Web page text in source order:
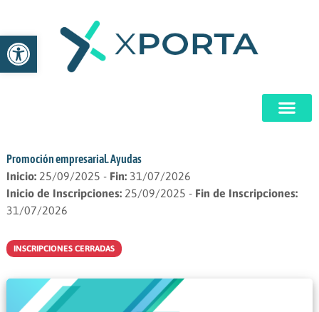
Abrir barra de herramientas
contenido
Promoción empresarial. Ayudas
Inicio:25/09/2025 - Fin:31/07/2026
Inicio de Inscripciones:25/09/2025 - Fin de Inscripciones:
31/07/2026
INSCRIPCIONES CERRADAS